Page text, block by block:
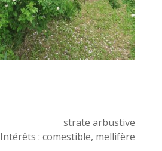
strate arbustive
Intérêts : comestible, mellifère